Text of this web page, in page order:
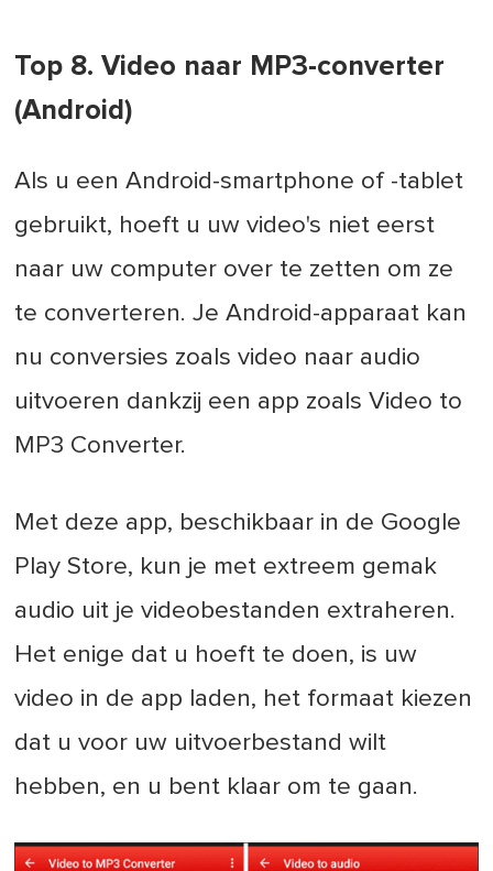
Top 8. Video naar MP3-converter
(Android)
Als u een Android-smartphone of -tablet
gebruikt, hoeft u uw video's niet eerst
naar uw computer over te zetten om ze
te converteren. Je Android-apparaat kan
nu conversies zoals video naar audio
uitvoeren dankzij een app zoals Video to
MP3 Converter.
Met deze app, beschikbaar in de Google
Play Store, kun je met extreem gemak
audio uit je videobestanden extraheren.
Het enige dat u hoeft te doen, is uw
video in de app laden, het formaat kiezen
dat u voor uw uitvoerbestand wilt
hebben, en u bent klaar om te gaan.